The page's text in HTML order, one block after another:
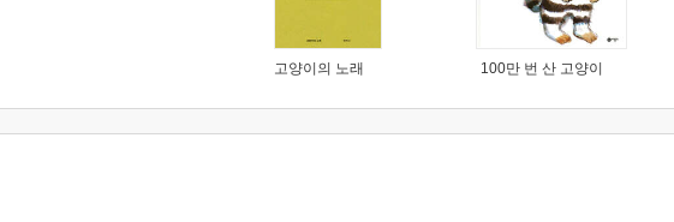
고양이의 노래 100만 번 산 고양이